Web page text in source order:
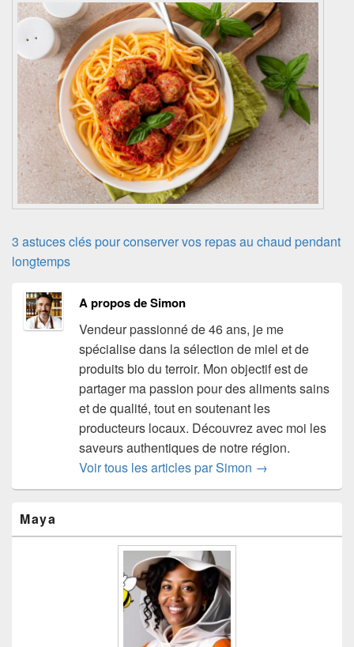
3 astuces clés pour conserver vos repas au chaud pendant
longtemps
A propos de Simon
Vendeur passionné de 46 ans, je me
spécialise dans la sélection de miel et de
produits bio du terroir. Mon objectif est de
partager ma passion pour des aliments sains
et de qualité, tout en soutenant les
producteurs locaux. Découvrez avec moi les
saveurs authentiques de notre région.
Voir tous les articles par Simon →
principale
de
Maya